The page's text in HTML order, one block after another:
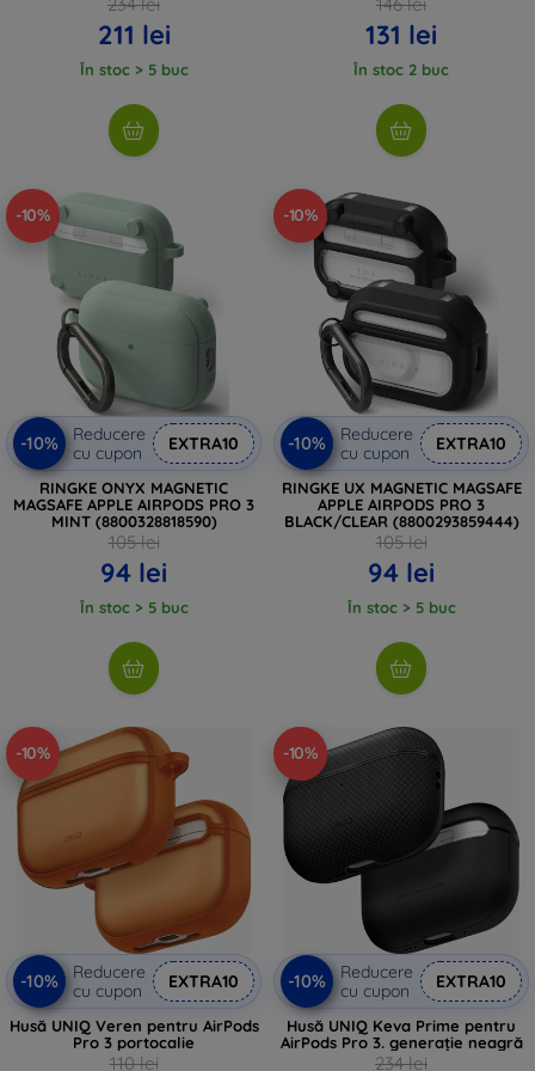
211 lei
În stoc > 5 buc
131 lei
În stoc 2 buc
-10%
-10%
Reducere
cu cupon
EXTRA10
RINGKE ONYX MAGNETIC
MAGSAFE APPLE AIRPODS PRO 3
MINT (8800328818590)
105 lei
94 lei
În stoc > 5 buc
-10%
-10%
Reducere
cu cupon
EXTRA10
RINGKE UX MAGNETIC MAGSAFE
APPLE AIRPODS PRO 3
BLACK/CLEAR (8800293859444)
105 lei
94 lei
În stoc > 5 buc
-10%
-10%
Reducere
cu cupon
EXTRA10
Husă UNIQ Veren pentru AirPods
Pro 3 portocalie
110 lei
-10%
-10%
Reducere
cu cupon
EXTRA10
Husă UNIQ Keva Prime pentru
AirPods Pro 3. generație neagră
234 lei